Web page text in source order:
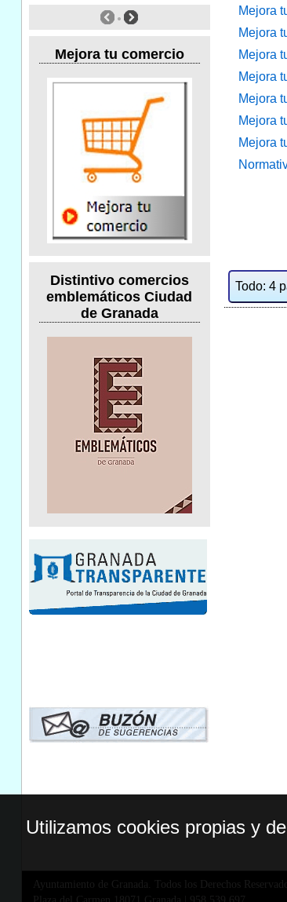
Mejora tu comercio
Distintivo comercios
emblemáticos Ciudad
de Granada
Mejora
Mejora
Mejora
Mejora
Mejora
Mejora
Mejora
Todo: 4
Ayuntamiento de Granada. Todos los Derechos
Utilizamos cookies propias y